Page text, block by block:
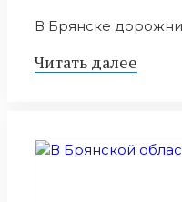
В Брянске
Читать далее